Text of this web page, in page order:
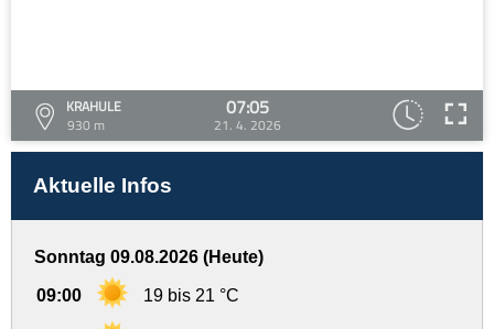
KRAHULE
930 m
07:05
21. 4. 2026
Aktuelle Infos
Sonntag 09.08.2026 (Heute)
09:00 19 bis 21 °C